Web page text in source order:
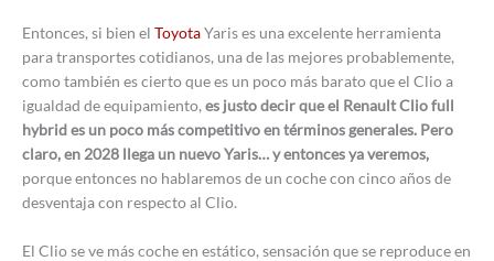
Entonces, si bien el ToyotaYaris es una excelente herramienta
para transportes cotidianos, una de las mejores probablemente,
como también es cierto que es un poco más barato que el Clio a
igualdad de equipamiento, es justo decir que el Renault Clio full
hybrid es un poco más competitivo en términos generales. Pero
claro, en 2028 llega un nuevo Yaris… y entonces ya veremos,
porque entonces no hablaremos de un coche con cinco años de
desventaja con respecto al Clio.
El Clio se ve más coche en estático, sensación que se reproduce en